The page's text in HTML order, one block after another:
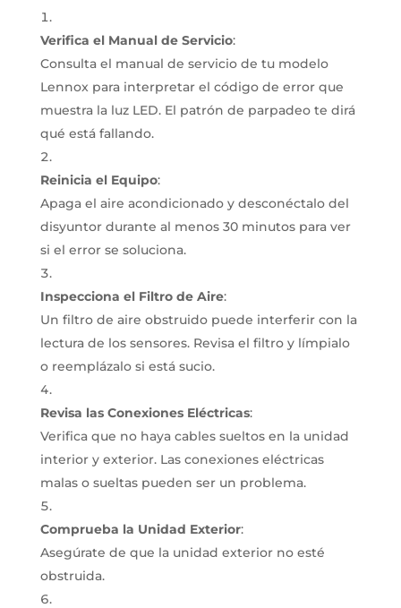
Verifica el Manual de Servicio:
Consulta el manual de servicio de tu modelo
Lennox para interpretar el código de error que
muestra la luz LED. El patrón de parpadeo te dirá
qué está fallando.
Reinicia el Equipo:
Apaga el aire acondicionado y desconéctalo del
disyuntor durante al menos 30 minutos para ver
si el error se soluciona.
Inspecciona el Filtro de Aire:
Un filtro de aire obstruido puede interferir con la
lectura de los sensores. Revisa el filtro y límpialo
o reemplázalo si está sucio.
Revisa las Conexiones Eléctricas:
Verifica que no haya cables sueltos en la unidad
interior y exterior. Las conexiones eléctricas
malas o sueltas pueden ser un problema.
Comprueba la Unidad Exterior:
Asegúrate de que la unidad exterior no esté
obstruida.